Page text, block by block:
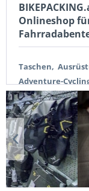
Onlineshop
Taschen,
Adventure-
faire Preise -
und Bikepacking
und Online-Shop